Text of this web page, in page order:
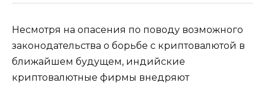
Несмотря на опасения по поводу возможного
законодательства о борьбе с криптовалютой в
ближайшем будущем, индийские
криптовалютные фирмы внедряют